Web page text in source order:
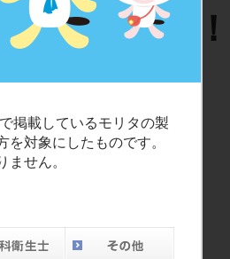
掲載しているモリタの製
対象にしたものです。
ません。
を目指そう！